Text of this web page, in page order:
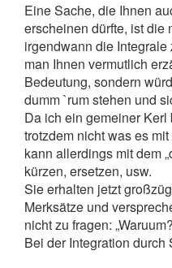
Eine Sache, die Ihnen
erscheinen dürfte, ist die
irgendwann die
man Ihnen vermutlich
Bedeutung, sondern
dumm `rum stehen und
Da ich ein gemeiner
trotzdem nicht was es mit
kann allerdings mit dem
kürzen, ersetzen, usw.
Sie erhalten jetzt
Merksätze und
nicht zu fragen:
Bei der Integration durch